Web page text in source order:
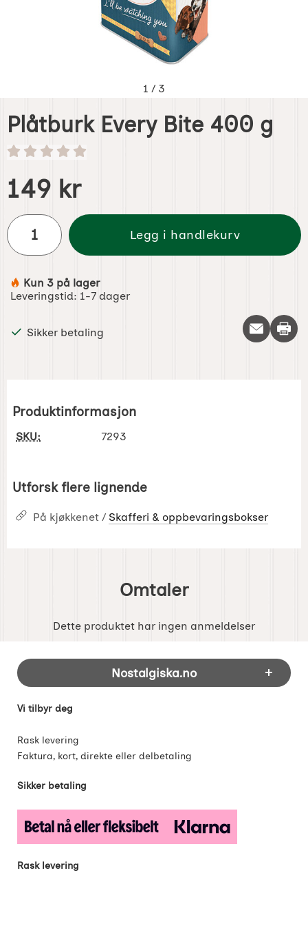
1 / 3
Plåtburk Every Bite 400 g
Handle dette produktet, Plåtburk Every Bite 400 g
pris
149 kr
antall
Legg i handlekurv
Produkttilgjengelighet:
Kun 3 på lager
Leveringstid: 1-7 dager
Sikker betaling Skriv
Produktinformasjon
SKU: 7293
Utforsk flere lignende
På kjøkkenet / Skafferi & oppbevaringsbokser
Omtaler
Dette produktet har ingen anmeldelser
Footer-innhold Blandet informasjon og
Nostalgiska.no
Vi tilbyr deg
Rask levering
Faktura, kort, direkte eller delbetaling
Sikker betaling
Rask levering